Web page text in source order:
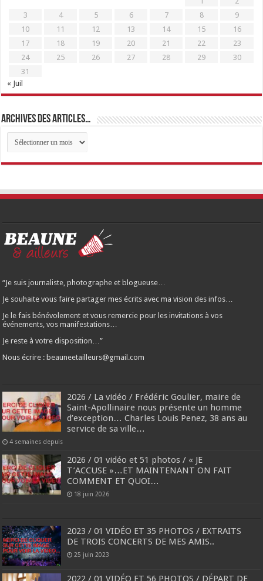
3
4 5 6 7 8
9
10
11 12 13 14 15
16
17
18 19 20 21 22
23
24
25 26 27 28 29
30
31
« Juil
Archives des articles…
Archives
des
articles…
“Je suis journaliste, photographe et blogueuse…
Je souhaite vous faire partager mes écrits avec ma vision des infos…
Je le fais bénévolement et vous remercie pour les invitations à vos
événements, vos manifestations…
Je reste à votre disposition…”
Nous écrire : beauneetailleurs@gmail.com
2026 / La vidéo / Frédéric Goulier, maire de
Saint-Apollinaire nous présente un homme
d’exception… Charles Louis Penez, 38 ans au
service de sa ville…
4 semaines depuis
2026 / 01 vidéo et 51 photos / « JE
T’ACCUSE »…ET MAINTENANT ON FAIT
COMMENT ET QUOI…
18 juin 2026
2023 / 01 VIDÉO ET 35 PHOTOS / EXTRAITS
DE TROIS CONCERTS DE MES AMIS..
25 juin 2023
2022 / 01 VIDÉO ET 56 PHOTOS / DÉPART DE